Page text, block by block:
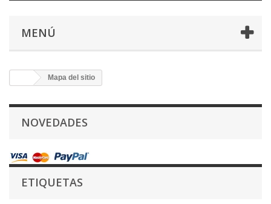
MENÚ
Mapa del sitio
NOVEDADES
ETIQUETAS